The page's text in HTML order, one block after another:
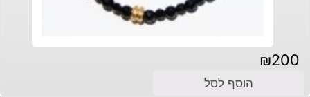
₪200
הוסף לסל